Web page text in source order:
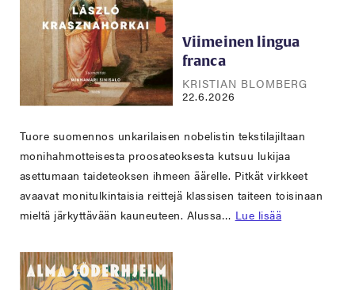
Viimeinen lingua
franca
KRISTIAN BLOMBERG
22.6.2026
Tuore suomennos unkarilaisen nobelistin tekstilajiltaan
monihahmotteisesta proosateoksesta kutsuu lukijaa
asettumaan taideteoksen ihmeen äärelle. Pitkät virkkeet
avaavat monitulkintaisia reittejä klassisen taiteen toisinaan
mieltä järkyttävään kauneuteen. Alussa… Lue lisää